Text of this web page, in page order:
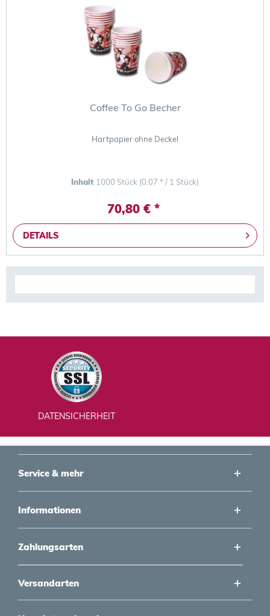
Coffee To Go Becher
Hartpapier ohne Deckel
Inhalt 1000 Stück (0,07 * / 1 Stück)
70,80 € *
DETAILS
DATENSICHERHEIT
Service & mehr
Informationen
Zahlungsarten
Versandarten